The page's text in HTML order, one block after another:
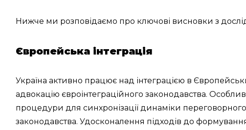
Нижче ми розповідаємо про ключові висновки з
Європейська інтеграція
Україна активно працює над інтеграцією в
адвокацію євроінтеграційного законодавства.
процедури для синхронізації динаміки
законодавства. Удосконалення підходів до